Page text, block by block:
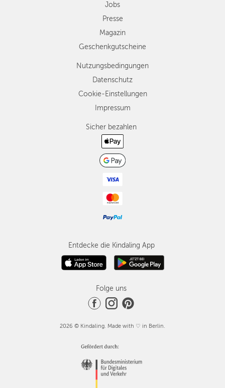
Jobs
Presse
Magazin
Geschenkgutscheine
Nutzungsbedingungen
Datenschutz
Cookie-Einstellungen
Impressum
Sicher bezahlen
Entdecke die Kindaling App
Folge uns
2026 © Kindaling. Made with ♡ in Berlin.